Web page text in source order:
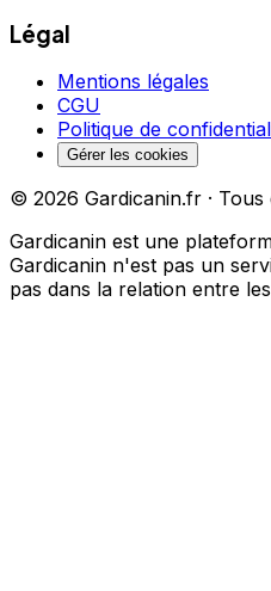
Légal
Mentions légales
CGU
Politique de
Gérer les cookies
© 2026 Gardicanin.fr ·
Gardicanin est une
Gardicanin n'est pas un
pas dans la relation entre